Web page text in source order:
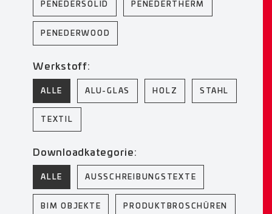
PENEDERSOLID PENEDERTHERM
PENEDERWOOD
Werkstoff:
ALLE ALU-GLAS HOLZ STAHL
TEXTIL
Downloadkategorie:
ALLE AUSSCHREIBUNGSTEXTE
BIM OBJEKTE PRODUKTBROSCHÜREN